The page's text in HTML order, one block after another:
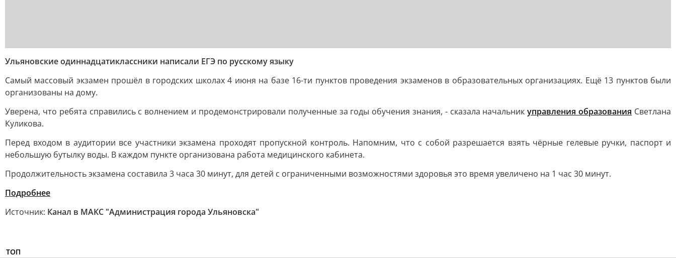
Ульяновские одиннадцатиклассники написали ЕГЭ по русскому языку
Самый массовый экзамен прошёл в городских школах 4 июня на базе 16-ти пунктов проведения экзаменов в образовательных организациях. Ещё 13 пунктов были
организованы на дому.
Уверена, что ребята справились с волнением и продемонстрировали полученные за годы обучения знания, - сказала начальникуправления образования Светлана
Куликова.
Перед входом в аудитории все участники экзамена проходят пропускной контроль. Напомним, что с собой разрешается взять чёрные гелевые ручки, паспорт и
небольшую бутылку воды. В каждом пункте организована работа медицинского кабинета.
Продолжительность экзамена составила 3 часа 30 минут, для детей с ограниченными возможностями здоровья это время увеличено на 1 час 30 минут.
Подробнее
Источник: Канал в МАКС "Администрация города Ульяновска"
ТОП